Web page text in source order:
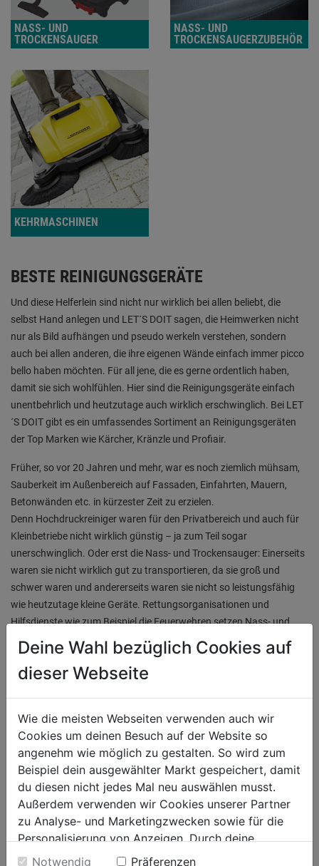
NASS- UND
TROCKENSAUGER
NASS- UND
TROCKENSAUGERZUBEHÖR
KEHRMASCHINEN
BESTE REINIGUNGSGERÄTE
Und diese Helferlein sind nicht nur wirklich bei allen beliebt, die
selbst Hand anlegen und LET´S DOIT sagen, die Heimwerken nicht
nur als Bild aufhängen und pseudo werkeln verstehen, sondern
auch bei allen anderen, die ihre eigenen Wände einfach immer picco
bello haben möchten. Für all jene, die es gerne ordentlich haben,
damit sie sich wohlfühlen. Hier sind die Reinigungsgeräte einfach
unentbehrlich und heutzutage auch wirklich erschwinglich. Bei LET
´S DOIT gibt es ein umfassendes Sortiment an Reinigungsgeräten
der Top Marken wie Kärcher, Kränzle und Profiair.
Früher, so vor 20 Jahren und mehr, war es noch ziemlich mühsam,
Sauberkeit im Außenbereich auf Fassaden, Einfahrten, Mauern,
Betonwänden etc. in kürzester Zeit zu erzielen.
Denn Hochdruckreiniger waren für den Privatbereich und auch für
Kleinbetriebe nicht wirklich günstig – ja zum Teil sogar
unerschwinglich. Oder erst die Nass- und Trockensauger: Einerseits
waren sie nicht wirklich gut zu transportieren, da sie groß und
schwer waren und andererseits waren sie nicht so leistungsfähig
wie heutzutage kleine Geräte. Rettungsorganisationen und
Hilfsdienste wie zum Beispiel die Feuerwehren setzen Nass- und
Trockensauger schon lange ein, um die ärgsten Verschmutzungen
und Schäden zu beseitigen.
MODERNE REINIGUNGSGERÄTE
Jetzt gibt es doch kaum einen Haushalt mit Garten, Einfahrt oder
auch nur Garage, der nicht Bedarf an einem Hochdruckreiniger,
einem Nass- und Trockensauger oder einer kompakten
Kehrmaschine hat. Hochsaisonen für den Hochdruckreiniger sind
das Frühjahr und der Herbst. Denn zu Beginn des Jahres ist der
Frühjahrsputz angesagt: Gartenmöbel müssen gereinigt werden,
der Pool wird fit für den Sommer gemacht, die Einfahrt von den
Verunreinigungen des letzten halben Jahres befreit werden, und,
Deine Wahl bezüglich Cookies auf
dieser Webseite
Wie die meisten Webseiten verwenden auch wir
Cookies um deinen Besuch auf der Website so
angenehm wie möglich zu gestalten. So wird zum
Beispiel dein ausgewählter Markt gespeichert, damit
du diesen nicht jedes Mal neu auswählen musst.
Außerdem verwenden wir Cookies unserer Partner
zu Analyse- und Marketingzwecken sowie für die
Personalisierung von Anzeigen. Durch deine
Einwilligung werden die Daten von Drittanbieter,
Notwendig
Präferenzen